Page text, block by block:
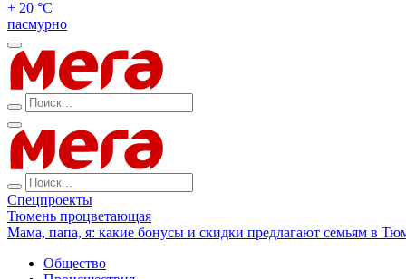
+ 20 °С
пасмурно
Спецпроекты
Тюмень процветающая
Мама, папа, я: какие бонусы и скидки предлагают семьям в
Общество